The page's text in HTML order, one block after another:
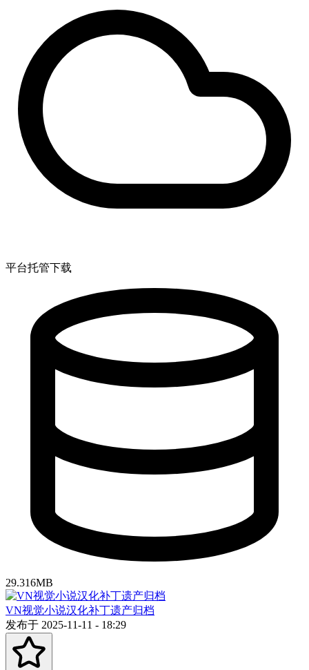
平台托管下载
29.316MB
VN视觉小说汉化补丁遗产归档
发布于 2025-11-11 - 18:29